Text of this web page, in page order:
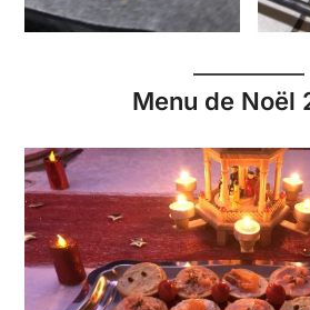
Menu de Noël